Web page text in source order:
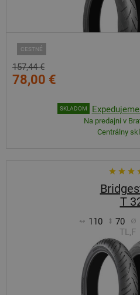
CESTNÉ
157,44 €
78,00 €
SKLADOM
Na predajni v
Centrálny
T
110 70
TL,F